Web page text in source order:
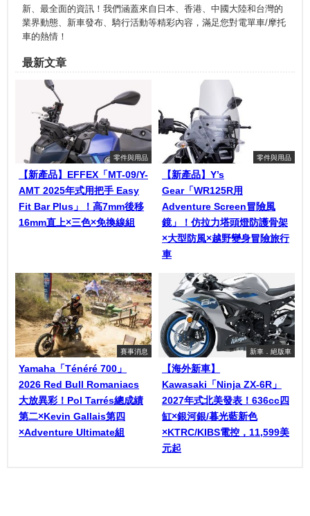
新、最全面的資訊！我們涵蓋來自日本、香港、中國大陸和台灣的
業界動態、新車發布、騎行活動等精彩內容，滿足您對電單車/摩托
車的熱情！
最新文章
零件與用品
【新產品】EFFEX「MT-09/Y-
AMT 2025年式用把手 Easy
Fit Bar Plus」！高7mm後移
16mm直上×三色×免換線組
零件與用品
【新產品】Y’s
Gear「WR125R用
Adventure Screen冒險風
鏡」！仿拉力塔頭燈防護骨架
×大型防風×越野變身冒險旅行
車
賽事消息
Yamaha「Ténéré 700」
2026 Red Bull Romaniacs
大放異彩！Pol Tarrés總成績
第二×Kevin Gallais第四
×Adventure Ultimate組
新車．絕版車
【海外新車】
Kawasaki「Ninja ZX-6R」
2027年式北美發表！636cc四
缸×銀河銀/暮光藍新色
×KTRC/KIBS電控，11,599美
元起